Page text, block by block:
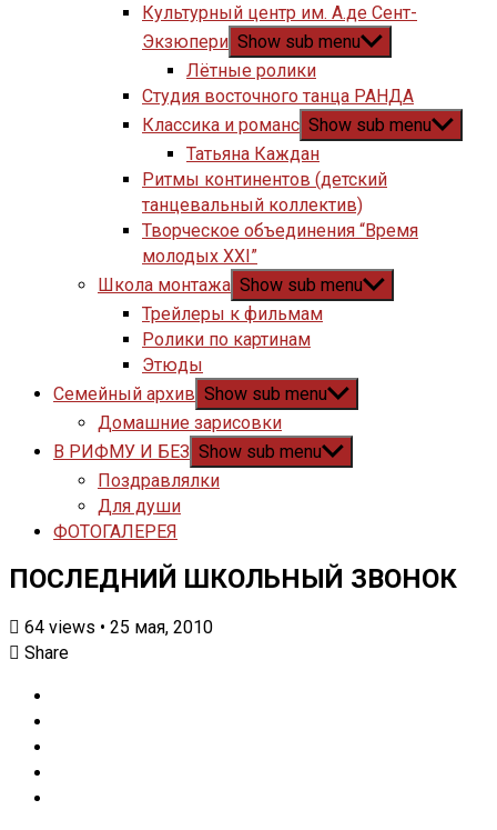
Культурный центр им. А.де Сент-
Экзюпери Show sub menu
Лётные ролики
Студия восточного танца РАНДА
Классика и романс Show sub menu
Татьяна Каждан
Ритмы континентов (детский
танцевальный коллектив)
Творческое объединения “Время
молодых XXI”
Школа монтажа Show sub menu
Трейлеры к фильмам
Ролики по картинам
Этюды
Семейный архив Show sub menu
Домашние зарисовки
В РИФМУ И БЕЗ Show sub menu
Поздравлялки
Для души
ФОТОГАЛЕРЕЯ
ПОСЛЕДНИЙ ШКОЛЬНЫЙ ЗВОНОК
64 views • 25 мая, 2010
Share